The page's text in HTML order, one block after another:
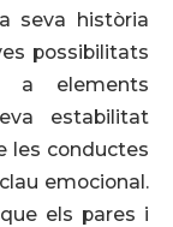
seva història
possibilitats
a elements
estabilitat
les conductes
emocional.
els pares i